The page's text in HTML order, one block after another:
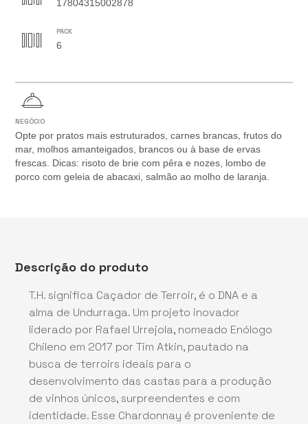
17804315002878
PACK
6
NEGÓCIO
Opte por pratos mais estruturados, carnes brancas, frutos do
mar, molhos amanteigados, brancos ou à base de ervas
frescas. Dicas: risoto de brie com pêra e nozes, lombo de
porco com geleia de abacaxi, salmão ao molho de laranja.
Descrição do produto
T.H. significa Caçador de Terroir, é o DNA e a
alma de Undurraga. Um projeto inovador
liderado por Rafael Urrejola, nomeado Enólogo
Chileno em 2017 por Tim Atkin, pautado na
busca de terroirs ideais para o
desenvolvimento das castas para a produção
de vinhos únicos, surpreendentes e com
identidade. Esse Chardonnay é proveniente de